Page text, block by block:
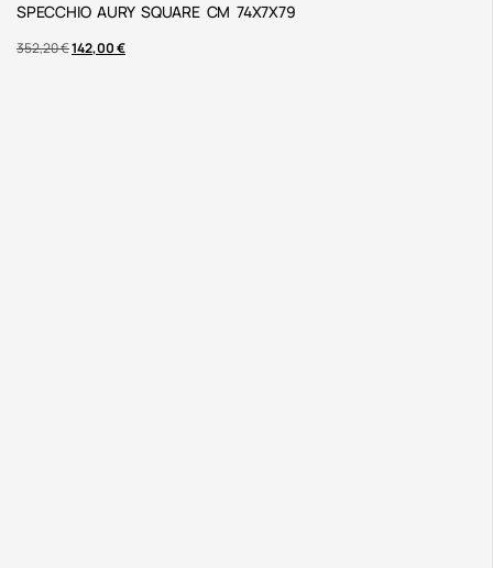
SPECCHIO AURY SQUARE CM 74X7X79
352,20€142,00€